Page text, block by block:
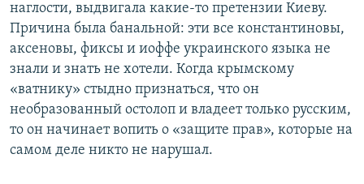
наглости, выдвигала какие-то претензии Киеву.
Причина была банальной: эти все константиновы,
аксеновы, фиксы и иоффе украинского языка не
знали и знать не хотели. Когда крымскому
«ватнику» стыдно признаться, что он
необразованный остолоп и владеет только русским,
то он начинает вопить о «защите прав», которые на
самом деле никто не нарушал.